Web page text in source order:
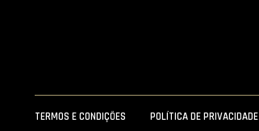
TERMOS E CONDIÇÕES POLÍTICA DE PRIVACIDADE